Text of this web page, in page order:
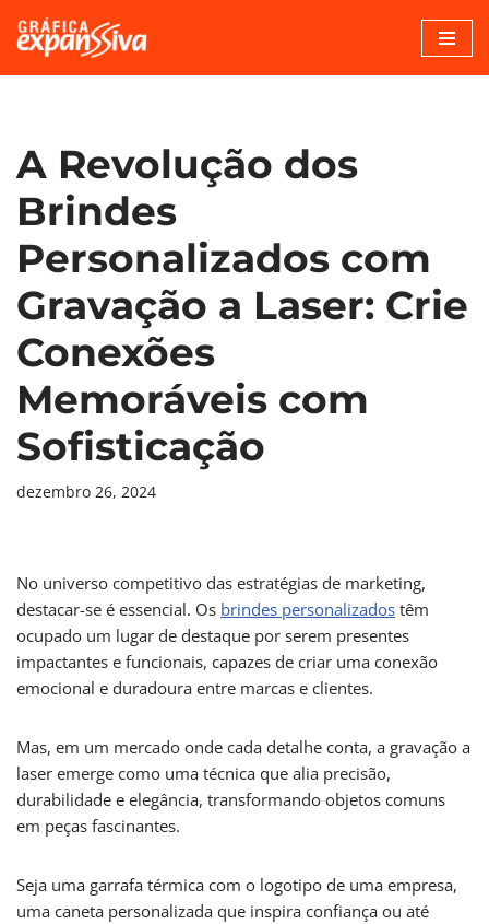
Pular
A Revolução dos
Brindes
Personalizados com
Gravação a Laser: Crie
Conexões
Memoráveis com
Sofisticação
dezembro 26, 2024
No universo competitivo das estratégias de marketing,
destacar-se é essencial. Os brindes personalizados têm
ocupado um lugar de destaque por serem presentes
impactantes e funcionais, capazes de criar uma conexão
emocional e duradoura entre marcas e clientes.
Mas, em um mercado onde cada detalhe conta, a gravação a
laser emerge como uma técnica que alia precisão,
durabilidade e elegância, transformando objetos comuns
em peças fascinantes.
Seja uma garrafa térmica com o logotipo de uma empresa,
uma caneta personalizada que inspira confiança ou até